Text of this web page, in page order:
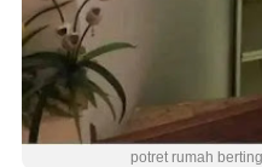
potret rumah